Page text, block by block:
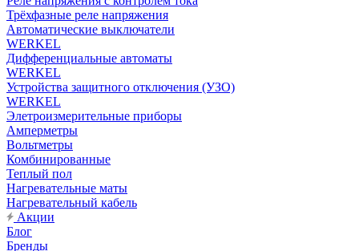
Трёхфазные реле напряжения
Автоматические выключатели
WERKEL
Дифференциальные автоматы
WERKEL
Устройства защитного отключения (УЗО)
WERKEL
Элетроизмерительные приборы
Амперметры
Вольтметры
Комбинированные
Теплый пол
Нагревательные маты
Нагревательный кабель
Акции
Блог
Бренды